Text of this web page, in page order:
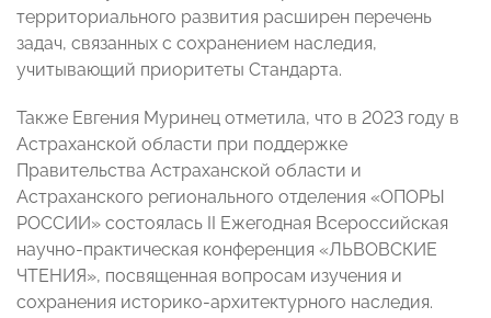
территориального развития расширен перечень
задач, связанных с сохранением наследия,
учитывающий приоритеты Стандарта.
Также Евгения Муринец отметила, что в 2023 году в
Астраханской области при поддержке
Правительства Астраханской области и
Астраханского регионального отделения «ОПОРЫ
РОССИИ» состоялась II Ежегодная Всероссийская
научно-практическая конференция «ЛЬВОВСКИЕ
ЧТЕНИЯ», посвященная вопросам изучения и
сохранения историко-архитектурного наследия.